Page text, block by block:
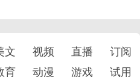
文 视频 直播
订阅
育 动漫 游戏 试用